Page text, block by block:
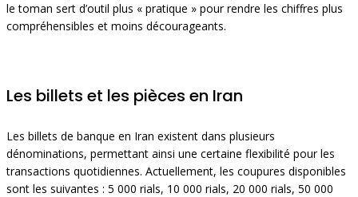
le toman sert d’outil plus « pratique » pour rendre les chiffres plus
compréhensibles et moins décourageants.
Les billets et les pièces en Iran
Les billets de banque en Iran existent dans plusieurs
dénominations, permettant ainsi une certaine flexibilité pour les
transactions quotidiennes. Actuellement, les coupures disponibles
sont les suivantes : 5 000 rials, 10 000 rials, 20 000 rials, 50 000